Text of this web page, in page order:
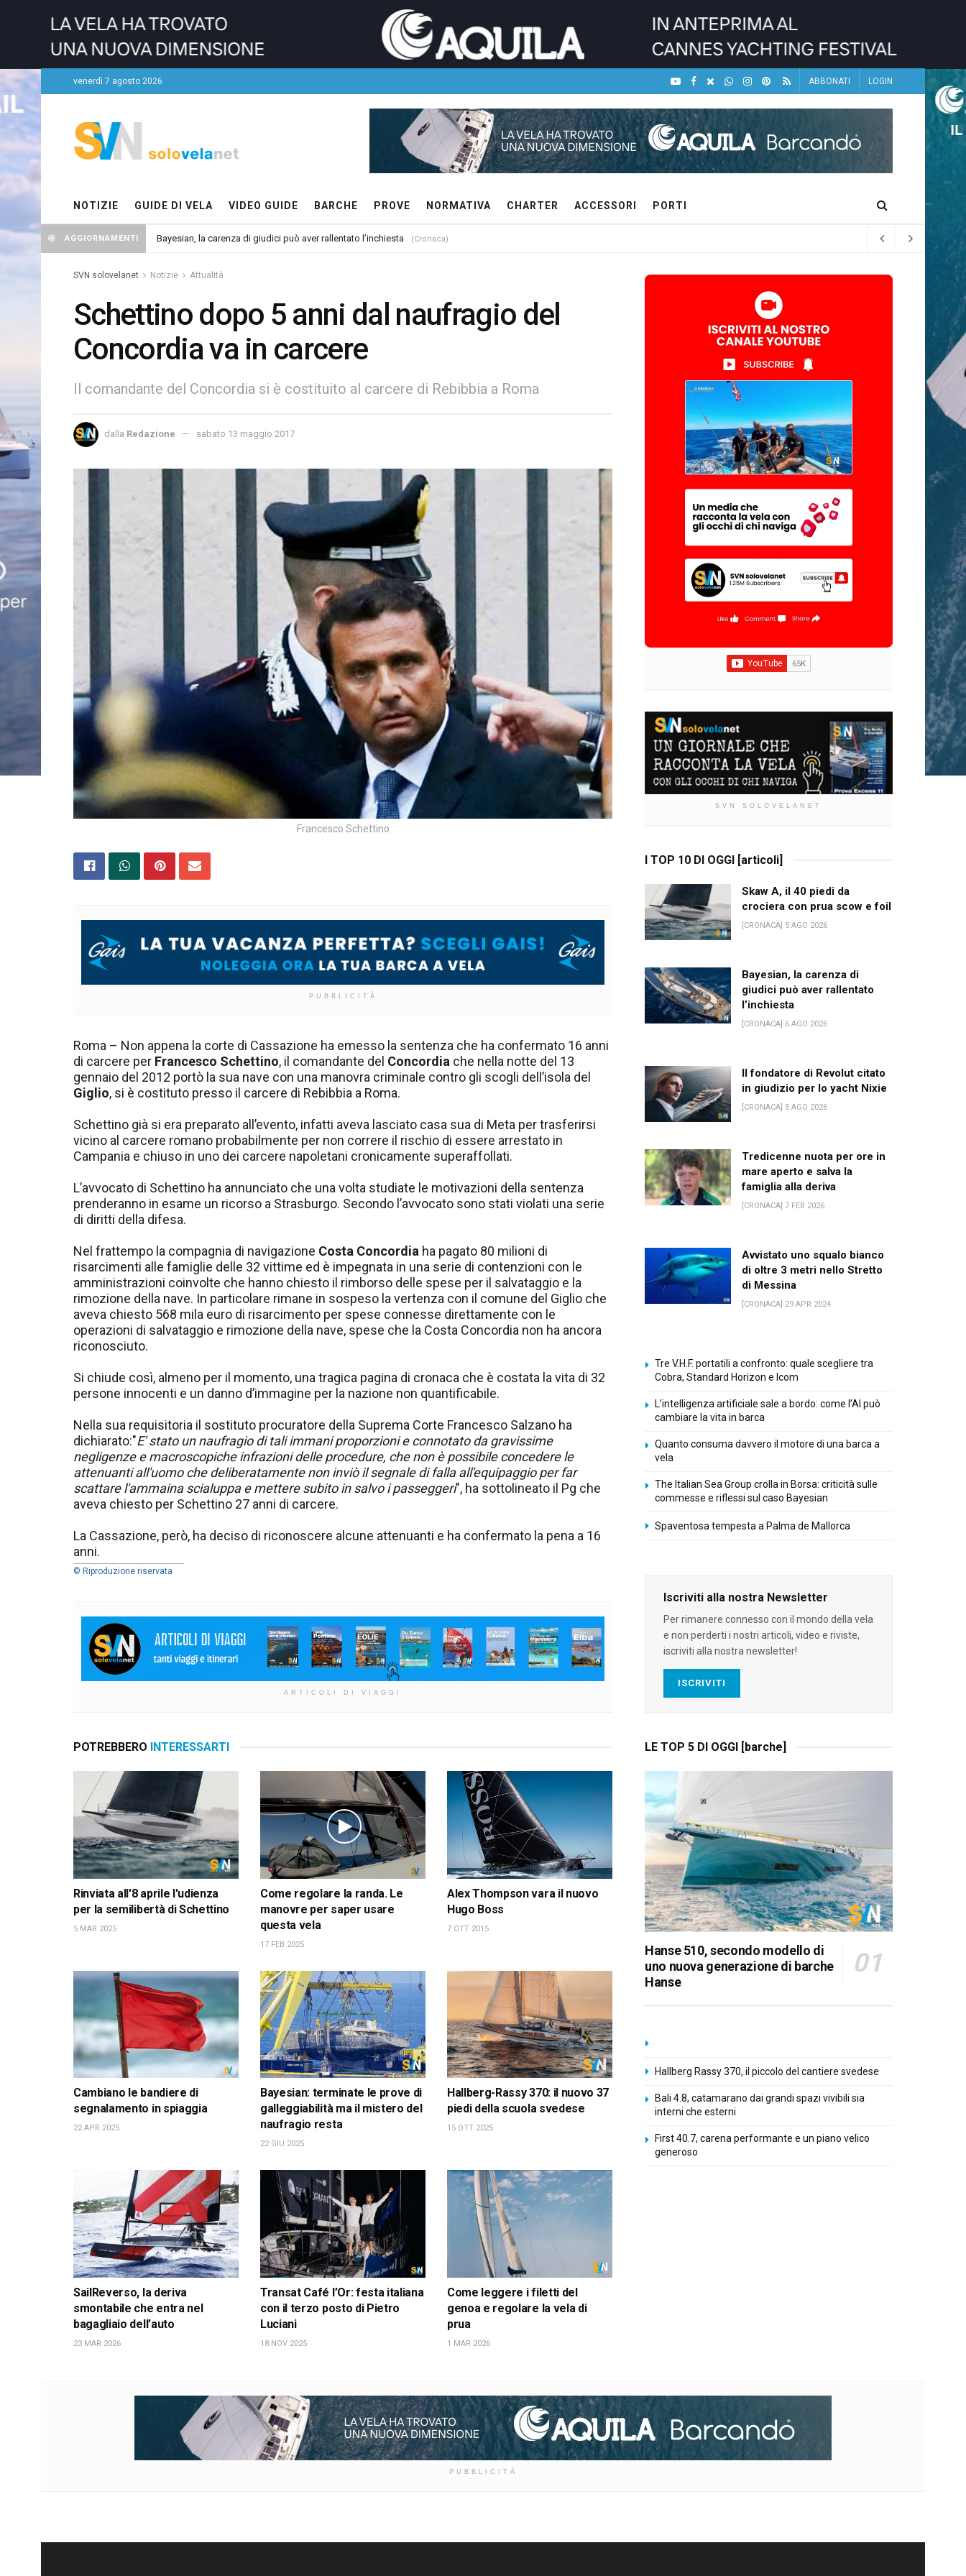
venerdì 7 agosto 2026 ABBONATI LOGIN
NOTIZIE GUIDE DI VELA VIDEO GUIDE BARCHE PROVE NORMATIVA CHARTER ACCESSORI PORTI
AGGIORNAMENTI Bayesian, la carenza di giudici può aver rallentato l’inchiesta (Cronaca)
SVN solovelanet Notizie Attualità
Schettino dopo 5 anni dal naufragio del
Concordia va in carcere
Il comandante del Concordia si è costituito al carcere di Rebibbia a Roma
dalla Redazione sabato 13 maggio 2017
Francesco Schettino
PUBBLICITÀ
Roma – Non appena la corte di Cassazione ha emesso la sentenza che ha confermato 16 anni
di carcere per Francesco Schettino, il comandante del Concordia che nella notte del 13
gennaio del 2012 portò la sua nave con una manovra criminale contro gli scogli dell’isola del
Giglio, si è costituto presso il carcere di Rebibbia a Roma.
Schettino già si era preparato all’evento, infatti aveva lasciato casa sua di Meta per trasferirsi
vicino al carcere romano probabilmente per non correre il rischio di essere arrestato in
Campania e chiuso in uno dei carcere napoletani cronicamente superaffollati.
L’avvocato di Schettino ha annunciato che una volta studiate le motivazioni della sentenza
prenderanno in esame un ricorso a Strasburgo. Secondo l’avvocato sono stati violati una serie
di diritti della difesa.
Nel frattempo la compagnia di navigazione Costa Concordia ha pagato 80 milioni di
risarcimenti alle famiglie delle 32 vittime ed è impegnata in una serie di contenzioni con le
amministrazioni coinvolte che hanno chiesto il rimborso delle spese per il salvataggio e la
rimozione della nave. In particolare rimane in sospeso la vertenza con il comune del Giglio che
aveva chiesto 568 mila euro di risarcimento per spese connesse direttamente con le
operazioni di salvataggio e rimozione della nave, spese che la Costa Concordia non ha ancora
riconosciuto.
Si chiude così, almeno per il momento, una tragica pagina di cronaca che è costata la vita di 32
persone innocenti e un danno d’immagine per la nazione non quantificabile.
Nella sua requisitoria il sostituto procuratore della Suprema Corte Francesco Salzano ha
dichiarato:"E' stato un naufragio di tali immani proporzioni e connotato da gravissime
negligenze e macroscopiche infrazioni delle procedure, che non è possibile concedere le
attenuanti all'uomo che deliberatamente non inviò il segnale di falla all'equipaggio per far
scattare l'ammaina scialuppa e mettere subito in salvo i passeggeri", ha sottolineato il Pg che
aveva chiesto per Schettino 27 anni di carcere.
La Cassazione, però, ha deciso di riconoscere alcune attenuanti e ha confermato la pena a 16
anni.
© Riproduzione riservata
ARTICOLI DI VIAGGI
POTREBBERO INTERESSARTI
Rinviata all'8 aprile l'udienza
per la semilibertà di Schettino
5 MAR 2025
Come regolare la randa. Le
manovre per saper usare
questa vela
17 FEB 2025
Alex Thompson vara il nuovo
Hugo Boss
7 OTT 2015
Cambiano le bandiere di
segnalamento in spiaggia
22 APR 2025
Bayesian: terminate le prove di
galleggiabilità ma il mistero del
naufragio resta
22 GIU 2025
Hallberg-Rassy 370: il nuovo 37
piedi della scuola svedese
15 OTT 2025
SailReverso, la deriva
smontabile che entra nel
bagagliaio dell’auto
23 MAR 2026
Transat Café l’Or: festa italiana
con il terzo posto di Pietro
Luciani
18 NOV 2025
Come leggere i filetti del
genoa e regolare la vela di
prua
1 MAR 2026
SVN SOLOVELANET
I TOP 10 DI OGGI [articoli]
Skaw A, il 40 piedi da
crociera con prua scow e foil
[CRONACA] 5 AGO 2026
Bayesian, la carenza di
giudici può aver rallentato
l’inchiesta
[CRONACA] 6 AGO 2026
Il fondatore di Revolut citato
in giudizio per lo yacht Nixie
[CRONACA] 5 AGO 2026
Tredicenne nuota per ore in
mare aperto e salva la
famiglia alla deriva
[CRONACA] 7 FEB 2026
Avvistato uno squalo bianco
di oltre 3 metri nello Stretto
di Messina
[CRONACA] 29 APR 2024
Tre V.H.F. portatili a confronto: quale scegliere tra
Cobra, Standard Horizon e Icom
L’intelligenza artificiale sale a bordo: come l’AI può
cambiare la vita in barca
Quanto consuma davvero il motore di una barca a
vela
The Italian Sea Group crolla in Borsa: criticità sulle
commesse e riflessi sul caso Bayesian
Spaventosa tempesta a Palma de Mallorca
Iscriviti alla nostra Newsletter
Per rimanere connesso con il mondo della vela
e non perderti i nostri articoli, video e riviste,
iscriviti alla nostra newsletter!
ISCRIVITI
LE TOP 5 DI OGGI [barche]
Hanse 510, secondo modello di
uno nuova generazione di barche
Hanse
Hallberg Rassy 370, il piccolo del cantiere svedese
Bali 4.8, catamarano dai grandi spazi vivibili sia
interni che esterni
First 40.7, carena performante e un piano velico
generoso
PUBBLICITÀ